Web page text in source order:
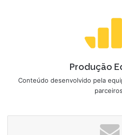
Produção
Conteúdo desenvolvido pela